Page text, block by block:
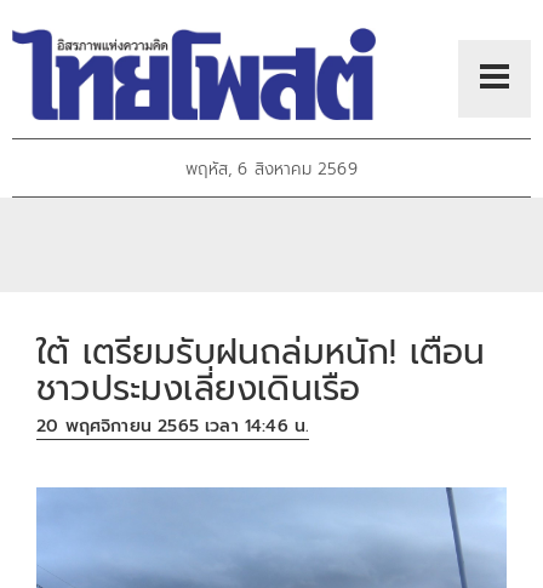
พฤหัส, 6 สิงหาคม 2569
ใต้ เตรียมรับฝนถล่มหนัก! เตือน
ชาวประมงเลี่ยงเดินเรือ
20 พฤศจิกายน 2565 เวลา 14:46 น.